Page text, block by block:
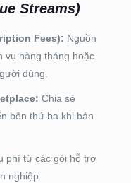
Streams)
Fees): Nguồn
vụ hàng tháng hoặc
dùng.
Chia sẻ
bên thứ ba khi bán
phí từ các gói hỗ trợ
nghiệp.